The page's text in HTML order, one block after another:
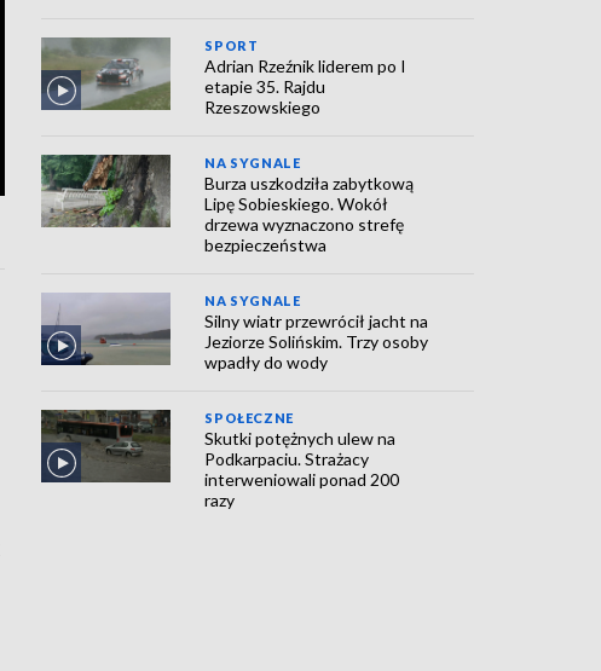
SPORT
Adrian Rzeźnik liderem po I
etapie 35. Rajdu
Rzeszowskiego
NA SYGNALE
Burza uszkodziła zabytkową
Lipę Sobieskiego. Wokół
drzewa wyznaczono strefę
bezpieczeństwa
NA SYGNALE
Silny wiatr przewrócił jacht na
Jeziorze Solińskim. Trzy osoby
wpadły do wody
SPOŁECZNE
Skutki potężnych ulew na
Podkarpaciu. Strażacy
interweniowali ponad 200
razy